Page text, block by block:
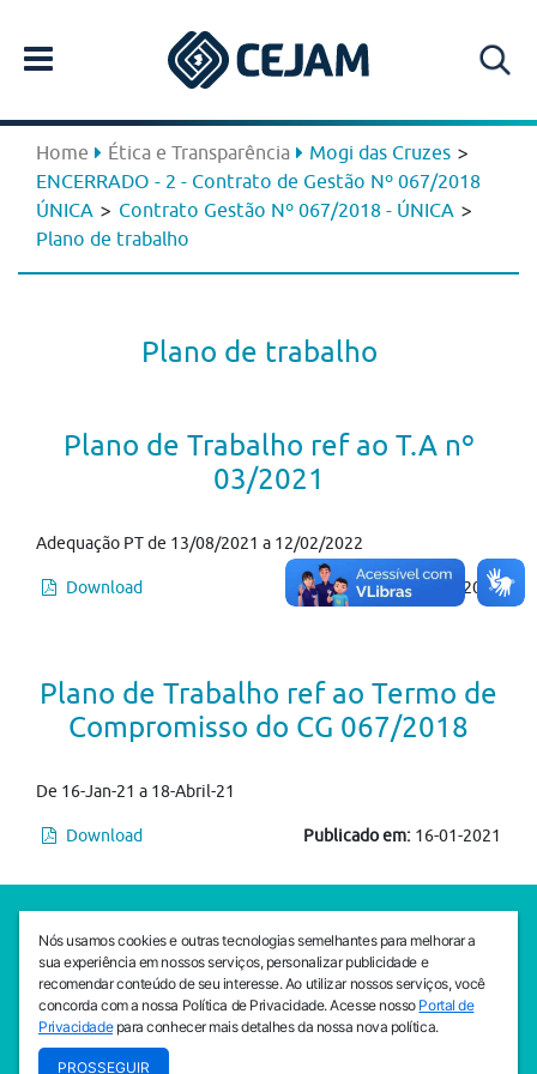
Home Ética e Transparência Mogi das Cruzes >
ENCERRADO - 2 - Contrato de Gestão Nº 067/2018
ÚNICA > Contrato Gestão Nº 067/2018 - ÚNICA >
Plano de trabalho
Plano de trabalho
Plano de Trabalho ref ao T.A nº
03/2021
Adequação PT de 13/08/2021 a 12/02/2022
Download Publicado em:05-08-2021
Plano de Trabalho ref ao Termo de
Compromisso do CG 067/2018
De 16-Jan-21 a 18-Abril-21
Download Publicado em: 16-01-2021
SEDE CEJAM
Av. da Liberdade, 765, Liberdade, São Paulo, 01503-001
(11) 3469 - 1818
INSTITUTO CEJAM
Av. da Liberdade, 765, Liberdade, São Paulo, 01503-001
Nós usamos cookies e outras tecnologias semelhantes para melhorar a
sua experiência em nossos serviços, personalizar publicidade e
recomendar conteúdo de seu interesse. Ao utilizar nossos serviços, você
concorda com a nossa Política de Privacidade. Acesse nosso Portal de
Privacidadepara conhecer mais detalhes da nossa nova política.
PROSSEGUIR